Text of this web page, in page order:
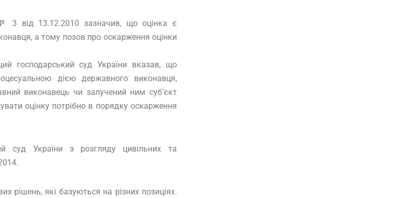
3 від 13.12.2010 зазначив, що оцінка є
а тому позов про оскарження оцінки
суд України вказав, що
дією державного виконавця,
виконавець чи залучений ним суб’єкт
оцінку потрібно в порядку оскарження
суд України з розгляду цивільних та
рішень, які базуються на різних позиціях.